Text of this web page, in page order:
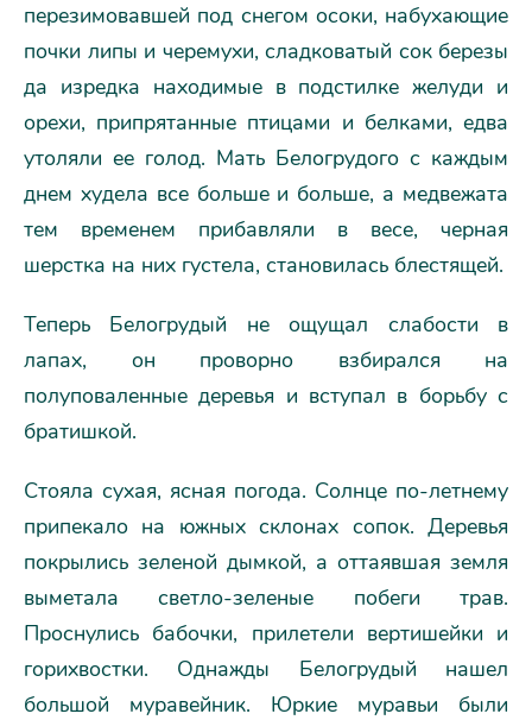
перезимовавшей под снегом осоки, набухающие
почки липы и черемухи, сладковатый сок березы
да изредка находимые в подстилке желуди и
орехи, припрятанные птицами и белками, едва
утоляли ее голод. Мать Белогрудого с каждым
днем худела все больше и больше, а медвежата
тем временем прибавляли в весе, черная
шерстка на них густела, становилась блестящей.
Теперь Белогрудый не ощущал слабости в
лапах, он проворно взбирался на
полуповаленные деревья и вступал в борьбу с
братишкой.
Стояла сухая, ясная погода. Солнце по-летнему
припекало на южных склонах сопок. Деревья
покрылись зеленой дымкой, а оттаявшая земля
выметала светло-зеленые побеги трав.
Проснулись бабочки, прилетели вертишейки и
горихвостки. Однажды Белогрудый нашел
большой муравейник. Юркие муравьи были